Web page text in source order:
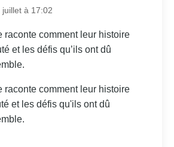
à 17:02
raconte comment leur histoire
et les défis qu’ils ont dû
raconte comment leur histoire
et les défis qu'ils ont dû